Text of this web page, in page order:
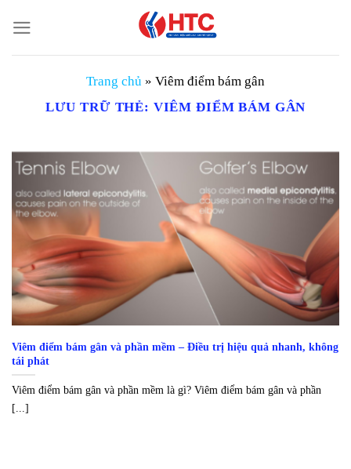
đến
nội
Trang chủ » Viêm điểm bám gân
LƯU TRỮ THẺ: VIÊM ĐIỂM BÁM GÂN
Viêm điểm bám gân và phần mềm – Điều trị hiệu quả nhanh, không
tái phát
Viêm điểm bám gân và phần mềm là gì? Viêm điểm bám gân và phần
[...]